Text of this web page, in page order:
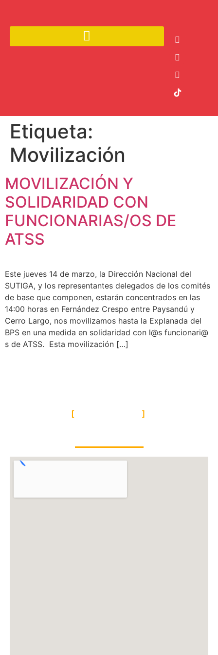
Etiqueta:
Movilización
MOVILIZACIÓN Y
SOLIDARIDAD CON
FUNCIONARIAS/OS DE
ATSS
Este jueves 14 de marzo, la Dirección Nacional del
SUTIGA, y los representantes delegados de los comités
de base que componen, estarán concentrados en las
14:00 horas en Fernández Crespo entre Paysandú y
Cerro Largo, nos movilizamos hasta la Explanada del
BPS en una medida en solidaridad con l@s funcionari@
s de ATSS. Esta movilización […]